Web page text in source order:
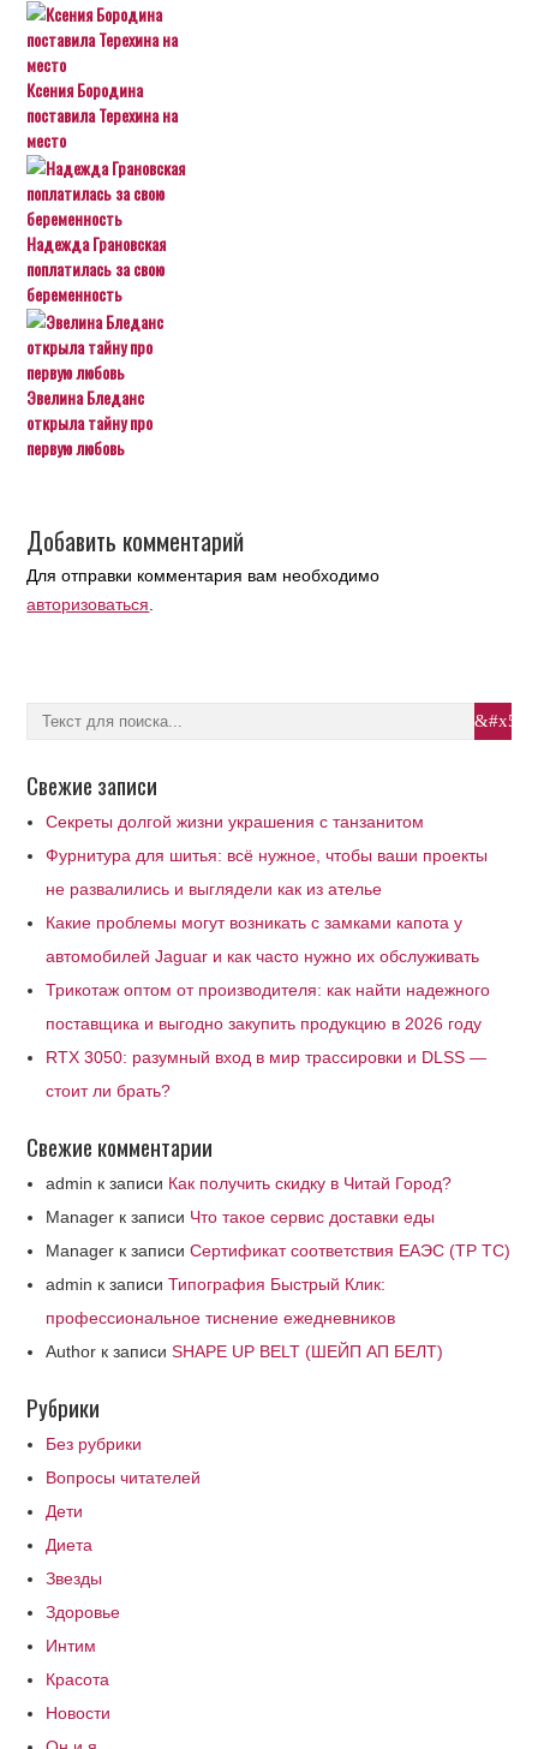
Ксения Бородина
поставила Терехина на
место
Надежда Грановская
поплатилась за свою
беременность
Эвелина Бледанс
открыла тайну про
первую любовь
Добавить комментарий
Для отправки комментария вам необходимо
авторизоваться
Свежие записи
Секреты долгой жизни украшения с танзанитом
Фурнитура для шитья: всё нужное, чтобы ваши проекты
не развалились и выглядели как из ателье
Какие проблемы могут возникать с замками капота у
автомобилей Jaguar и как часто нужно их обслуживать
Трикотаж оптом от производителя: как найти надежного
поставщика и выгодно закупить продукцию в 2026 году
RTX 3050: разумный вход в мир трассировки и DLSS —
стоит ли брать?
Свежие комментарии
admin к записи Как получить скидку в Читай Город?
Manager к записи Что такое сервис доставки еды
Manager к записиСертификат соответствия ЕАЭС (ТР ТС)
admin к записиТипография Быстрый Клик:
профессиональное тиснение ежедневников
Author к записиSHAPE UP BELT (ШЕЙП АП БЕЛТ)
Рубрики
Без рубрики
Вопросы читателей
Дети
Диета
Звезды
Здоровье
Интим
Красота
Новости